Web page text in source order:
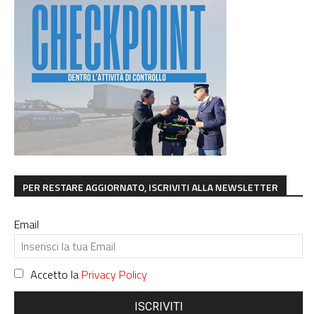
PER RESTARE AGGIORNATO, ISCRIVITI ALLA NEWSLETTER
Email
Accetto la Privacy Policy
ISCRIVITI